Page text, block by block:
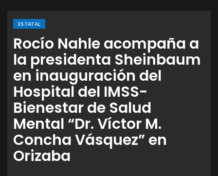
ESTATAL
Rocío Nahle acompaña a
la presidenta Sheinbaum
en inauguración del
Hospital del IMSS-
Bienestar de Salud
Mental “Dr. Víctor M.
Concha Vásquez” en
Orizaba